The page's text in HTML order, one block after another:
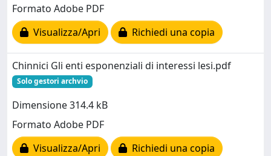
Formato Adobe PDF
Visualizza/Apri
Richiedi una copia
Chinnici Gli enti esponenziali di interessi lesi.pdf
Solo gestori archvio
Dimensione 314.4 kB
Formato Adobe PDF
Visualizza/Apri
Richiedi una copia